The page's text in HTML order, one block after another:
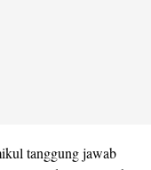
tanggung jawab